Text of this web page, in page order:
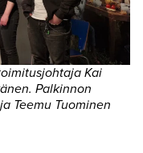
Kai
Palkinnon
Teemu Tuominen